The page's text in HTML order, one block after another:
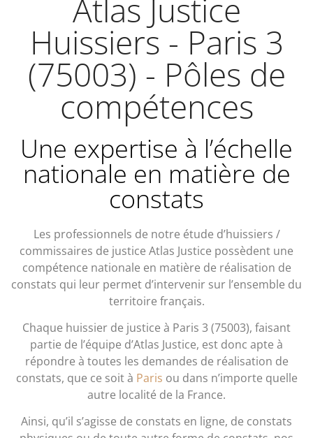
Atlas Justice
Huissiers - Paris 3
(75003) - Pôles de
compétences
Une expertise à l’échelle
nationale en matière de
constats
Les professionnels de notre étude d’huissiers /
commissaires de justice Atlas Justice possèdent une
compétence nationale en matière de réalisation de
constats qui leur permet d’intervenir sur l’ensemble du
territoire français.
Chaque huissier de justice à Paris 3 (75003), faisant
partie de l’équipe d’Atlas Justice, est donc apte à
répondre à toutes les demandes de réalisation de
constats, que ce soit à Paris ou dans n’importe quelle
autre localité de la France.
Ainsi, qu’il s’agisse de constats en ligne, de constats